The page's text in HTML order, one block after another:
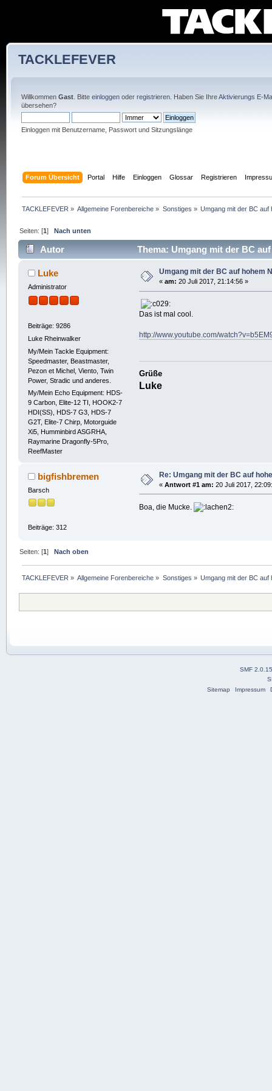
TACKLEFEVER
Willkommen Gast. Bitte einloggenoder registrieren. Haben Sie IhreAktivierungs E-
übersehen?
Einloggen mit Benutzername, Passwort und Sitzungslänge
Forum Übersicht Portal Hilfe Einloggen Glossar Registrieren
TACKLEFEVER » Allgemeine Forenbereiche » Sonstiges » Umgang mit der BC
Seiten: [1]Nach unten
Autor Thema: Umgang mit der BC
Luke
Administrator
Beiträge: 9286
Luke Rheinwalker
My/Mein Tackle Equipment:
Speedmaster, Beastmaster,
Pezon et Michel, Viento, Twin
Power, Stradic und anderes.
My/Mein Echo Equipment: HDS-
9 Carbon, Elite-12 TI, HOOK2-7
HDI(SS), HDS-7 G3, HDS-7
G2T, Elite-7 Chirp, Motorguide
Xi5, Humminbird ASGRHA,
Raymarine Dragonfly-5Pro,
ReefMaster
Umgang mit der BC auf hohem
« am: 20 Juli 2017, 21:14:56 »
Das ist mal cool.
http://www.youtube.com/
Grüße
Luke
bigfishbremen
Barsch
Beiträge: 312
Re: Umgang mit der BC auf
« Antwort #1 am: 20 Juli 2017,
Boa, die Mucke.
Seiten: [1] Nach oben
TACKLEFEVER » Allgemeine Forenbereiche » Sonstiges » Umgang mit der BC
SMF 2.0.15
Sitemap
Impressum